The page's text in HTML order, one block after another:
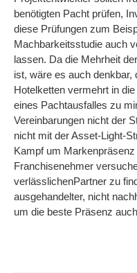
benötigten Pacht prüfen,
diese Prüfungen zum
Machbarkeitsstudie auch
lassen. Da die Mehrheit
ist, wäre es auch
Hotelketten vermehrt in
eines Pachtausfalles zu
Vereinbarungen nicht der
nicht mit der Asset-Light-
Kampf um
Franchisenehmer
verlässlichenPartner zu
ausgehandelter, nicht
um die beste Präsenz